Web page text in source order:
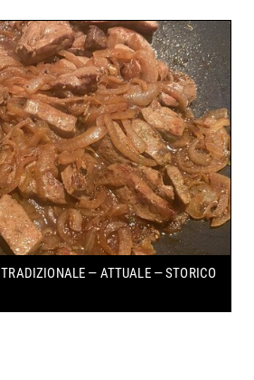
TRADIZIONALE — ATTUALE — STORICO